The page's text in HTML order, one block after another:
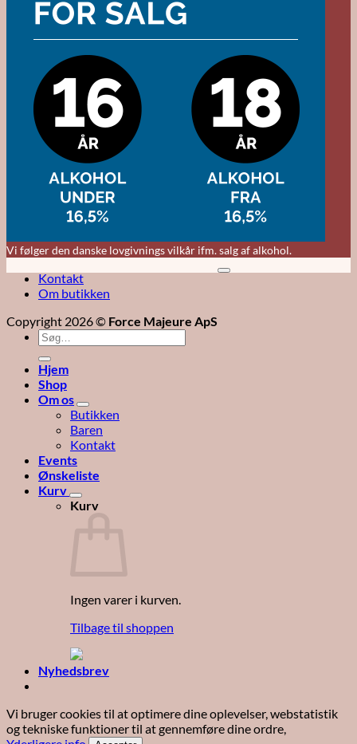
Vi følger den danske lovgivnings vilkår ifm. salg af alkohol.
Kontakt
Om butikken
Copyright 2026 © Force Majeure ApS
Søg
efter:
Hjem
Shop
Om os
Butikken
Baren
Kontakt
Events
Ønskeliste
Kurv
Kurv
Ingen varer i kurven.
Tilbage til shoppen
Nyhedsbrev
Vi bruger cookies til at optimere dine oplevelser, webstatistik
og tekniske funktioner til at gennemføre dine ordre,